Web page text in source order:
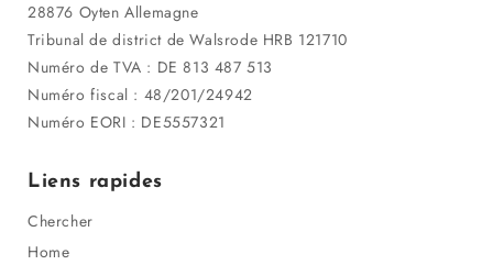
28876 Oyten Allemagne
Tribunal de district de Walsrode HRB 121710
Numéro de TVA : DE 813 487 513
Numéro fiscal : 48/201/24942
Numéro EORI : DE5557321
Liens rapides
Chercher
Home